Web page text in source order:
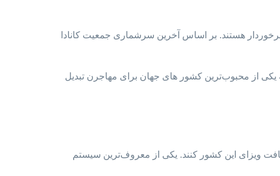
از شرایط اقلیمی متفاوتی برخوردار هستند. بر اساس آخرین سرشماری جمعیت کانادا
یکی از محبوب‌ترین کشور های جهان برای مهاجرن تبدیل
ویزای این کشور کنند. یکی از معروف‌ترین سیستم